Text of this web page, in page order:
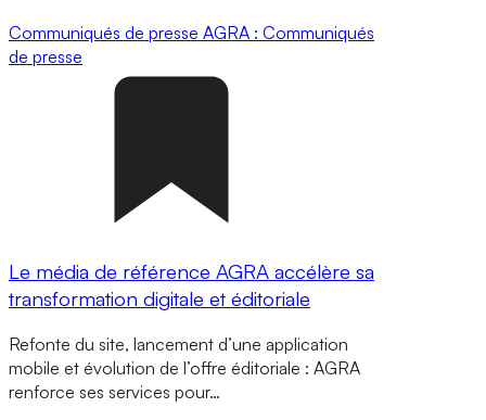
Communiqués de presse AGRA : Communiqués
de presse
Le média de référence AGRA accélère sa
transformation digitale et éditoriale
Refonte du site, lancement d’une application
mobile et évolution de l’offre éditoriale : AGRA
renforce ses services pour…